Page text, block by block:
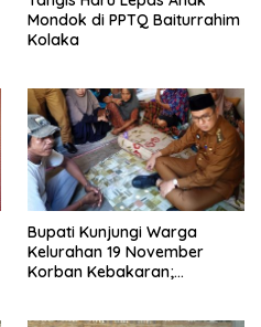
Mondok di PPTQ Baiturrahim
Kolaka
Bupati Kunjungi Warga
Kelurahan 19 November
Korban Kebakaran;